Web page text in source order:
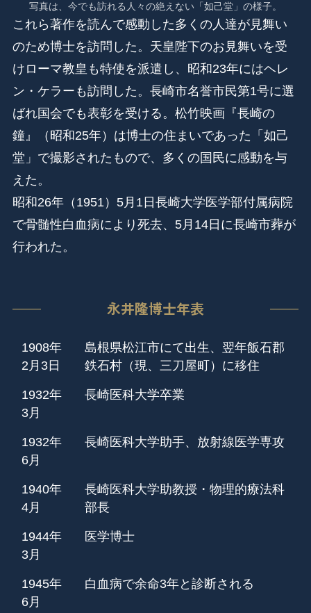
写真は、今でも訪れる人々の絶えない「如己堂」の様子。
これら著作を読んで感動した多くの人達が見舞い
のため博士を訪問した。天皇陛下のお見舞いを受
けローマ教皇も特使を派遣し、昭和23年にはヘレ
ン・ケラーも訪問した。長崎市名誉市民第1号に選
ばれ国会でも表彰を受ける。松竹映画『長崎の
鐘』（昭和25年）は博士の住まいであった「如己
堂」で撮影されたもので、多くの国民に感動を与
えた。
昭和26年（1951）5月1日長崎大学医学部付属病院
で骨髄性白血病により死去、5月14日に長崎市葬が
行われた。
永井隆博士年表
1908年
2月3日
島根県松江市にて出生、翌年飯石郡
鉄石村（現、三刀屋町）に移住
1932年
3月
長崎医科大学卒業
1932年
6月
長崎医科大学助手、放射線医学専攻
1940年
4月
長崎医科大学助教授・物理的療法科
部長
1944年
3月
医学博士
1945年
6月
白血病で余命3年と診断される